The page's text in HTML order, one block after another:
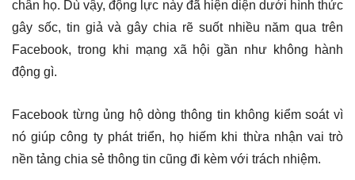
chân họ. Dù vậy, động lực này đã hiện diện dưới hình thức
gây sốc, tin giả và gây chia rẽ suốt nhiều năm qua trên
Facebook, trong khi mạng xã hội gần như không hành
động gì.
Facebook từng ủng hộ dòng thông tin không kiểm soát vì
nó giúp công ty phát triển, họ hiếm khi thừa nhận vai trò
nền tảng chia sẻ thông tin cũng đi kèm với trách nhiệm.